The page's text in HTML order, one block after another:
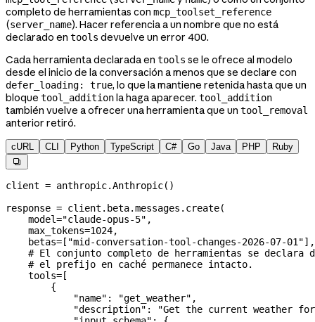
completo de herramientas con mcp_toolset_reference
(server_name). Hacer referencia a un nombre que no está
declarado en tools devuelve un error 400.
Cada herramienta declarada en tools se le ofrece al modelo
desde el inicio de la conversación a menos que se declare con
defer_loading: true, lo que la mantiene retenida hasta que un
bloque tool_additionla haga aparecer. tool_addition
también vuelve a ofrecer una herramienta que un tool_removal
anterior retiró.
cURL CLI Python TypeScript C# Go Java PHP Ruby

client = anthropic.Anthropic()
response = client.beta.messages.create(
    model
="claude-opus-5" ,
    max_tokens
=1024,
    betas
= [ "mid-conversation-tool-changes-2026-07-01"],
# El conjunto completo de herramientas se declara
    # el prefijo en caché permanece intacto.
    tools
= [
        {
            "name"
: "get_weather" ,
            "description"
:
"Get the current weather